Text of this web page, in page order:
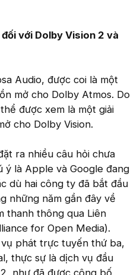
với Dolby Vision 2 và
Audio, được coi là một
mở cho Dolby Atmos. Do
được xem là một giải
cho Dolby Vision.
ra nhiều câu hỏi chưa
ý là Apple và Google đang
dù hai công ty đã bắt đầu
những năm gần đây về
thanh thông qua Liên
for Open Media).
phát trực tuyến thứ ba,
thực sự là dịch vụ đầu
như đã được công bố